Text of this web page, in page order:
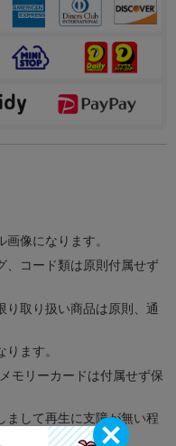
像になります。
、コード類は原則付属せず
り取り扱い商品は原則、通
ます。
モリーカードは付属せず保
まして再生に支障が無い程